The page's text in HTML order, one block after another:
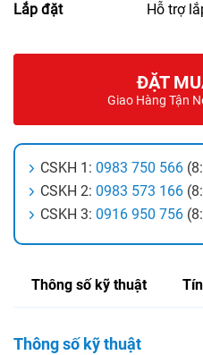
Lắp đặt
Hỗ trợ
ĐẶT
Giao Hàng Tận
CSKH 1: 0983 750 566
CSKH 2: 0983 573 166
CSKH 3: 0916 950 756
Thông số kỹ thuật
Thông số kỹ thuật